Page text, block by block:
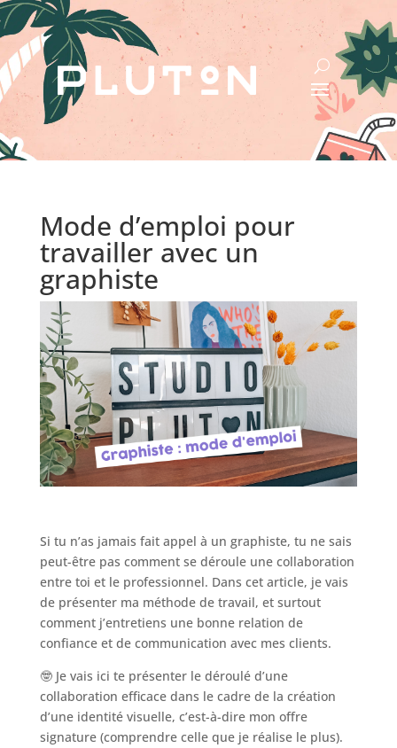
Mode d’emploi pour
travailler avec un
graphiste
Si tu n’as jamais fait appel à un graphiste, tu ne sais
peut-être pas comment se déroule une collaboration
entre toi et le professionnel. Dans cet article, je vais
de présenter ma méthode de travail, et surtout
comment j’entretiens une bonne relation de
confiance et de communication avec mes clients.
🤓 Je vais ici te présenter le déroulé d’une
collaboration efficace dans le cadre de la création
d’une identité visuelle, c’est-à-dire mon offre
signature (comprendre celle que je réalise le plus).